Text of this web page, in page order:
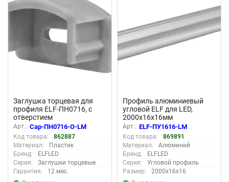
Заглушка торцевая для
профиля ELF-ПН0716, с
отверстием
Арт.: Cap-ПН0716-О-LM
Код товара:
862887
Материал:
Пластик
Бренд:
ELFLED
Серия:
Заглушки торцевые
Гарантия:
12 мес.
Профиль алюминиевый
угловой ELF для LED,
2000х16х16мм
Арт.: ELF-ПУ1616-LM
Код товара:
869891
Материал:
Алюминий
Бренд:
ELFLED
Серия:
Угловой профиль
Размер:
2000х16х16